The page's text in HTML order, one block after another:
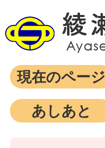
現在のページ
あしあと